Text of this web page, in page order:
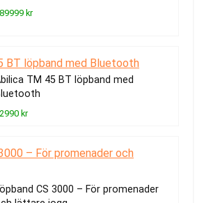
kr
TM 45 BT löpband med
kr
CS 3000 – För promenader